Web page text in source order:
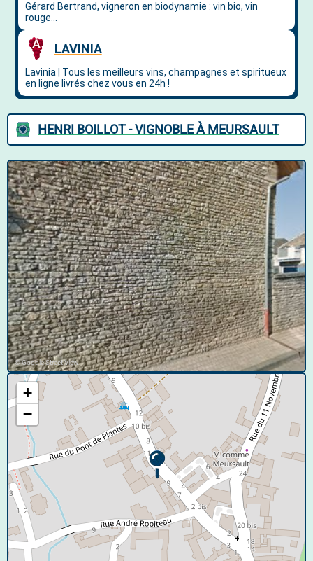
HENRI BOILLOT - VIGNOBLE À MEURSAULT
© Google Street View
+
−